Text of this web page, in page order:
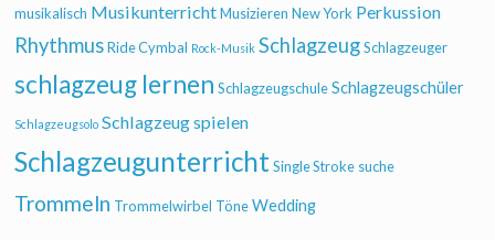
musikalisch Musikunterricht Musizieren New York Perkussion
Rhythmus Ride Cymbal Rock-Musik Schlagzeug Schlagzeuger
schlagzeug lernen Schlagzeugschule Schlagzeugschüler
Schlagzeugsolo Schlagzeug spielen
Schlagzeugunterricht Single Stroke suche
Trommeln Trommelwirbel Töne Wedding